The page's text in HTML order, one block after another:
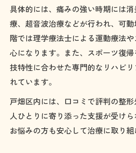
具体的には、痛みの強い時期には
療、超音波治療などが行われ、可
階では理学療法士による運動療法
心になります。また、スポーツ復
技特性に合わせた専門的なリハビ
れています。
戸畑区内には、口コミで評判の整
人ひとりに寄り添った支援が受け
お悩みの方も安心して治療に取り組